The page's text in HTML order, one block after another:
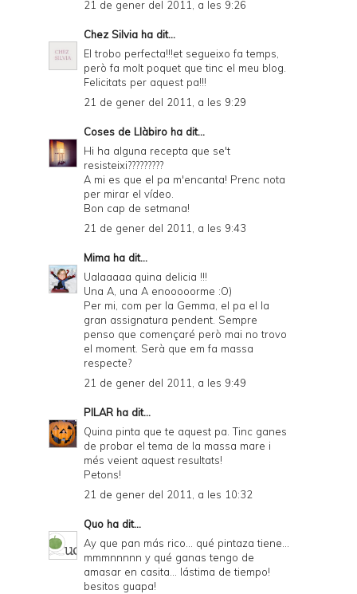
21 de gener del 2011, a les 9:26
Chez Silvia ha dit...
El trobo perfecta!!!et segueixo fa temps,
però fa molt poquet que tinc el meu blog.
Felicitats per aquest pa!!!
21 de gener del 2011, a les 9:29
Coses de Llàbiro ha dit...
Hi ha alguna recepta que se't
resisteixi?????????
A mi es que el pa m'encanta! Prenc nota
per mirar el vídeo.
Bon cap de setmana!
21 de gener del 2011, a les 9:43
Mima ha dit...
Ualaaaaa quina delicia !!!
Una A, una A enooooorme :O)
Per mi, com per la Gemma, el pa el la
gran assignatura pendent. Sempre
penso que començaré però mai no trovo
el moment. Serà que em fa massa
respecte?
21 de gener del 2011, a les 9:49
PILAR ha dit...
Quina pinta que te aquest pa. Tinc ganes
de probar el tema de la massa mare i
més veient aquest resultats!
Petons!
21 de gener del 2011, a les 10:32
Quo ha dit...
Ay que pan más rico... qué pintaza tiene...
mmmnnnnn y qué ganas tengo de
amasar en casita... lástima de tiempo!
besitos guapa!